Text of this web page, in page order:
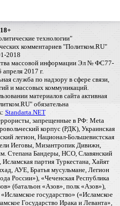
18+
технологии"
комментариев "Политком.RU"
2018
массовой информации Эл № ФС77-
2017 г.
служба по надзору в сфере связи,
и массовых коммуникаций.
материалов сайта активная
обязательна
Standarta.NET
запрещенные в РФ: Meta
корпус (РДК), Украинская
легион, Национал-Большевистская
Иеговы, Мизантропик Дивижн,
Степана Бандеры, НСО, Славянский
партия Туркестана, Хайят
АУЕ, Братья мусульмане, Легион
России»), «Чеченская Республика
(батальон «Азов», полк «Азов»),
государство» («Исламское
Государство Ирака и Леванта»,